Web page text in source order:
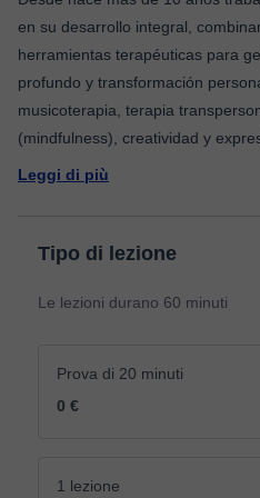
en su desarrollo integral,
herramientas terapéuticas para
profundo y transformación
musicoterapia, terapia
(mindfulness), creatividad y
Leggi di più
Tipo di lezione
Le lezioni durano 60 minuti
Prova di 20 minuti
0 €
1 lezione